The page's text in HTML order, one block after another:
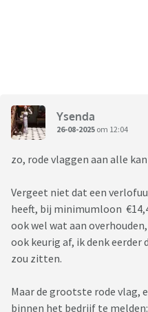
Ysenda
26-08-2025 om 12:04
zo, rode vlaggen aan alle
Vergeet niet dat een
heeft, bij minimumloon
ook wel wat aan
ook keurig af, ik denk eerder
zou zitten.
Maar de grootste rode vlag,
binnen het bedrijf te